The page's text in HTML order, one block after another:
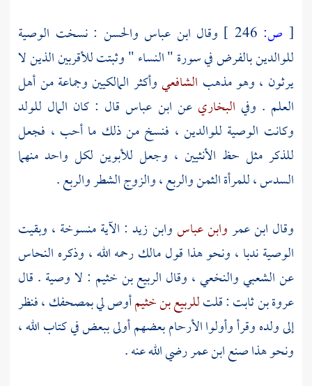
[ ص: وقال ابن عباس والحسن : نسخت الوصية
للوالدين بالفرض في سورة " النساء " وثبتت للأقربين الذين لا
يرثون ، وهو مذهب الشافعيوأكثر المالكيين وجماعة من أهل
العلم . وفي البخاريعن ابن عباس قال : كان المال للولد
وكانت الوصية للوالدين ، فنسخ من ذلك ما أحب ، فجعل
للذكر مثل حظ الأنثيين ، وجعل للأبوين لكل واحد منهما
السدس ، للمرأة الثمن والربع ، والزوج الشطر والربع .
وقال ابن عمروابن عباسوابن زيد : الآية منسوخة ، وبقيت
الوصية ندبا ، ونحو هذا قولمالكرحمه الله ، وذكره النحاس
عنالشعبيوالنخعي، وقال الربيع بن خثيم : لا وصية . قال
عروة بن ثابت: قلتللربيع بن خثيمأوص لي بمصحفك ، فنظر
إلى ولده وقرأ وأولوا الأرحام بعضهم أولى ببعض في كتاب الله ،
ونحو هذا صنعابن عمررضي الله عنه .